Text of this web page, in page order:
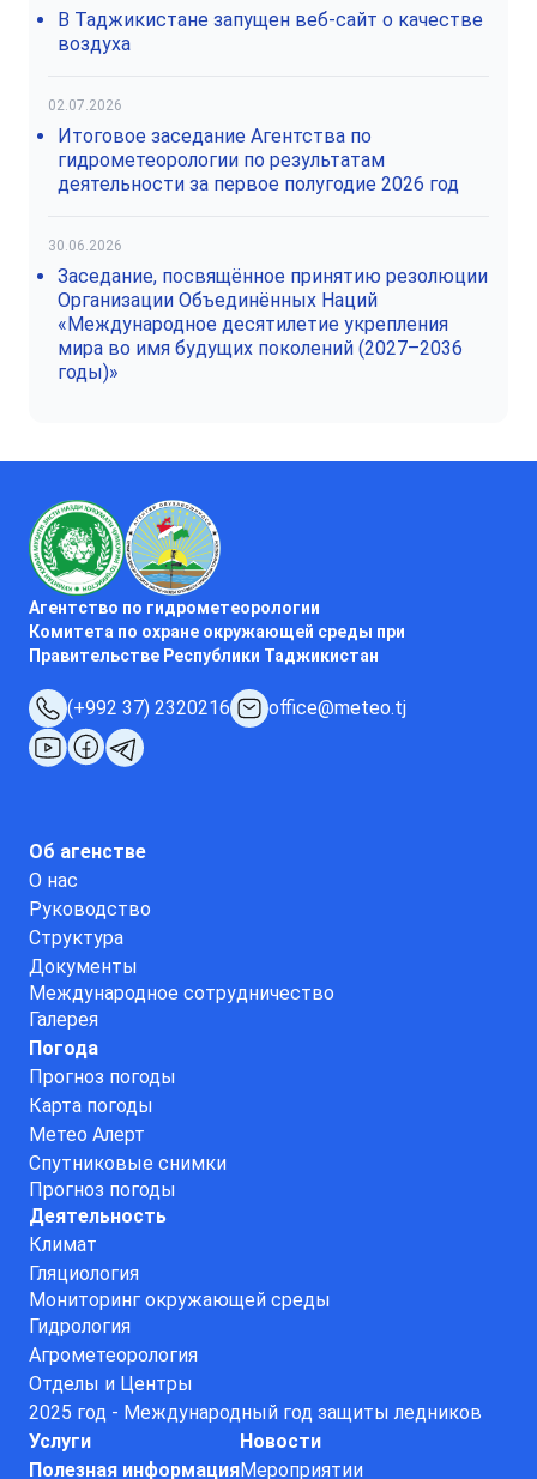
В Таджикистане запущен веб-сайт о качестве
воздуха
02.07.2026
Итоговое заседание Агентства по
гидрометеорологии по результатам
деятельности за первое полугодие 2026 год
30.06.2026
Заседание, посвящённое принятию резолюции
Организации Объединённых Наций
«Международное десятилетие укрепления
мира во имя будущих поколений (2027–2036
годы)»
Агентство по гидрометеорологии
Комитета по охране окружающей среды при
Правительстве Республики Таджикистан
(+992 37) 2320216 office@meteo.tj
Об агенстве
О нас
Руководство
Структура
Документы
Международное сотрудничество
Галерея
Погода
Прогноз погоды
Карта погоды
Метео Алерт
Спутниковые снимки
Прогноз погоды
Деятельность
Климат
Гляциология
Мониторинг окружающей среды
Гидрология
Агрометеорология
Отделы и Центры
2025 год - Международный год защиты ледников
Услуги
Полезная информация
Новости
Мероприятии